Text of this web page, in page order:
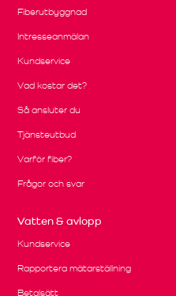
Fiberutbyggnad
Intresseanmälan
Kundservice
Vad kostar det?
Så ansluter du
Tjänsteutbud
Varför fiber?
Frågor och svar
Vatten & avlopp
Kundservice
Rapportera mätarställning
Betalsätt